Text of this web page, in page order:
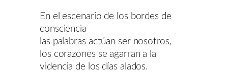
En el escenario de los bordes de
consciencia
las palabras actúan ser nosotros,
los corazones se agarran a la
videncia de los días alados.